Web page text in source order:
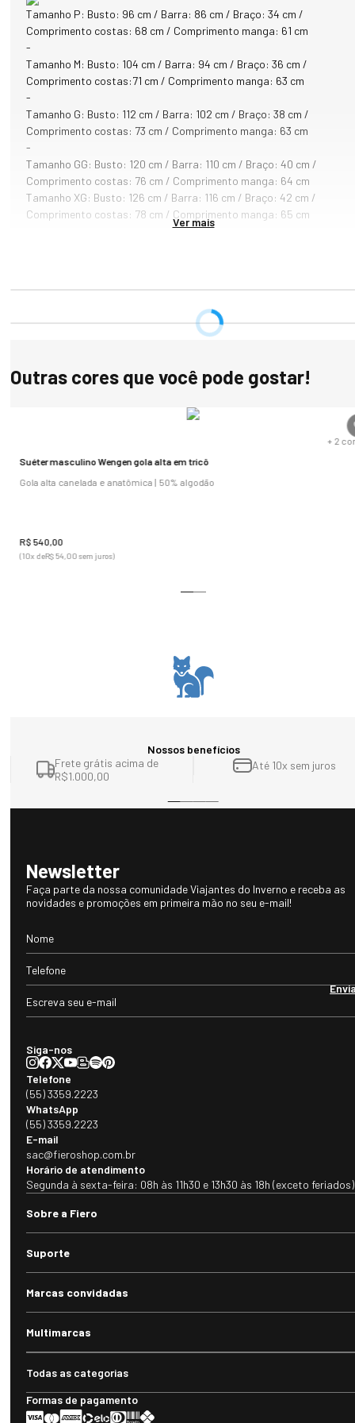
- Gola alta canelada;
- Acabamento canelado na gola, punhos e barra;
- Snow Fox bordado no peito de forma sutil.
COMPOSIÇÃO:
- 50% acrílico e 50% algodão
Ver mais
Tamanho P: Busto: 96 cm / Barra: 86 cm / Braço: 34 cm /
Comprimento costas: 68 cm / Comprimento manga: 61 cm
-
Tamanho M: Busto: 104 cm / Barra: 94 cm / Braço: 36 cm /
Comprimento costas:71 cm / Comprimento manga: 63 cm
-
Tamanho G: Busto: 112 cm / Barra: 102 cm / Braço: 38 cm /
Comprimento costas: 73 cm / Comprimento manga: 63 cm
-
Tamanho GG: Busto: 120 cm / Barra: 110 cm / Braço: 40 cm /
Comprimento costas: 76 cm / Comprimento manga: 64 cm
Tamanho XG: Busto: 126 cm / Barra: 116 cm / Braço: 42 cm /
Comprimento costas: 78 cm / Comprimento manga: 65 cm
Outras cores que você pode gostar!
+ 2
Suéter masculino Wengen gola alta em tricô
Gola alta canelada e anatômica | 50% algodão
R$ 540 00
(10x deR$54 00sem juros)
Nossos benefícios
Frete grátis acima de
R$1.000,00
Até 10x sem juros
Newsletter
Faça parte da nossa comunidade Viajantes do Inverno e receba as
novidades e promoções em primeira mão no seu e-mail!
Siga-nos
Telefone
(55) 3359.2223
WhatsApp
(55) 3359.2223
E-mail
sac@fieroshop.com.br
Horário de atendimento
Segunda à sexta-feira: 08h às 11h30 e 13h30 às 18h (exceto feriados)
Sobre a Fiero
Suporte
Marcas convidadas
Multimarcas
Todas as categorias
Formas de pagamento